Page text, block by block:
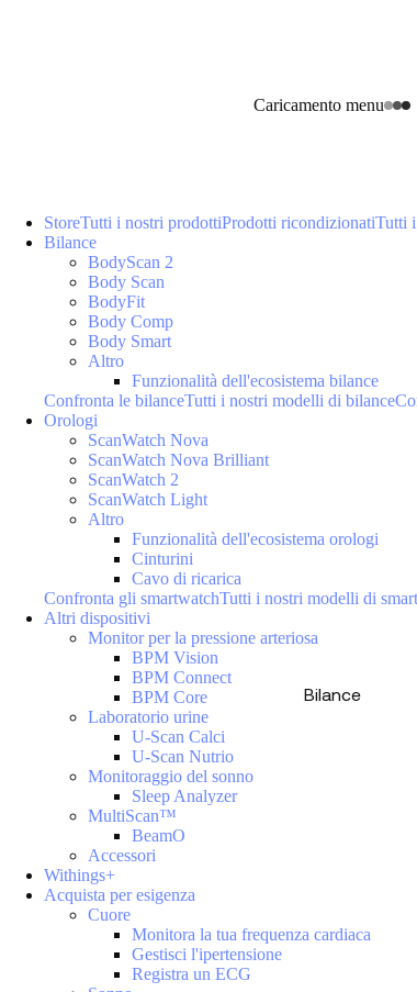
Caricamento menu
Bilance
StoreTutti i nostri prodottiProdotti ricondizionatiTutti
Bilance
BodyScan 2
Body Scan
BodyFit
Body Comp
Body Smart
Altro
Funzionalità dell'ecosistema bilance
Confronta le bilanceTutti i nostri modelli di bilance
Orologi
ScanWatch Nova
ScanWatch Nova Brilliant
ScanWatch 2
ScanWatch Light
Altro
Funzionalità dell'ecosistema orologi
Cinturini
Cavo di ricarica
Confronta gli smartwatchTutti i nostri modelli di
Altri dispositivi
Monitor per la pressione arteriosa
BPM Vision
BPM Connect
BPM Core
Laboratorio urine
U-Scan Calci
U-Scan Nutrio
Monitoraggio del sonno
Sleep Analyzer
MultiScan™
BeamO
Accessori
Withings+
Acquista per esigenza
Cuore
Monitora la tua frequenza cardiaca
Gestisci l'ipertensione
Registra un ECG